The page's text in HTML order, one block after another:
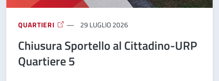
QUARTIERI 29 LUGLIO 2026
Chiusura Sportello al Cittadino-URP
Quartiere 5